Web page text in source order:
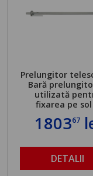
Prelungitor
Bară
utilizată
fixarea pe sol
găurit în
maximă admisă
kg și înălțime
de la 1,8 la
180367
DETALII